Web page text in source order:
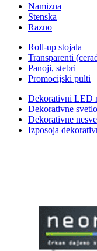
Namizna
Stenska
Razno
Roll-up stojala
Transparenti
Panoji, stebri
Promocijski pulti
Dekorativni LED
Dekorativne
Dekorativne
Izposoja